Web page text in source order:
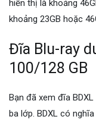
hiển thị là khoảng
khoảng 23GB hoặc
Đĩa Blu-ray
100/128 GB
Bạn đã xem đĩa
ba lớp. BDXL có nghĩa